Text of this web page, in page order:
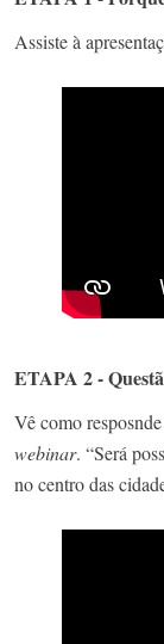
Assiste à
ETAPA 2 -
Vê como
webinar. “Será
no centro das